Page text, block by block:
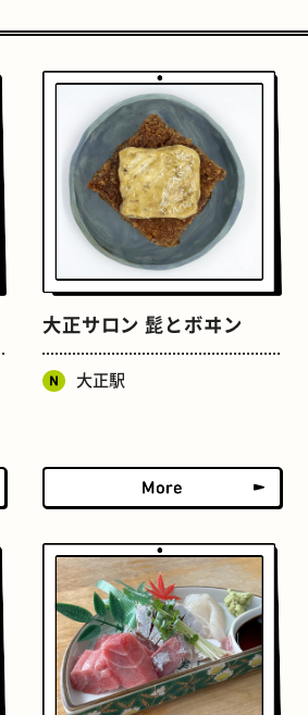
ーツ 文学碑
大正サロン 髭とボヰン
大正駅